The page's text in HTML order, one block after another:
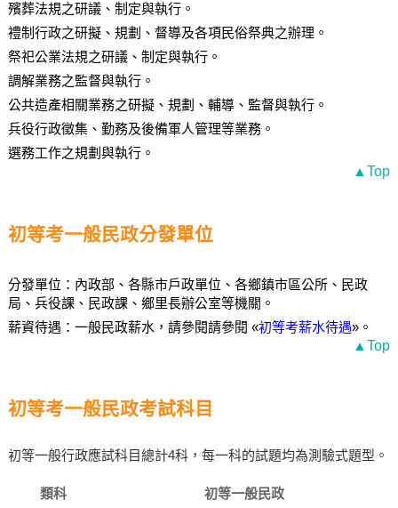
殯葬法規之研議、制定與執行。
禮制行政之研擬、規劃、督導及各項民俗祭典之辦理。
祭祀公業法規之研議、制定與執行。
調解業務之監督與執行。
公共造產相關業務之研擬、規劃、輔導、監督與執行。
兵役行政徵集、勤務及後備軍人管理等業務。
選務工作之規劃與執行。
▲Top
初等考一般民政分發單位
分發單位：內政部、各縣市戶政單位、各鄉鎮市區公所、民政
局、兵役課、民政課、鄉里長辦公室等機關。
薪資待遇：一般民政薪水，請參閱請參閱 «初等考薪水待遇»。
▲Top
初等考一般民政考試科目
初等一般行政應試科目總計4科，每一科的試題均為測驗式題型。
類科 初等一般民政